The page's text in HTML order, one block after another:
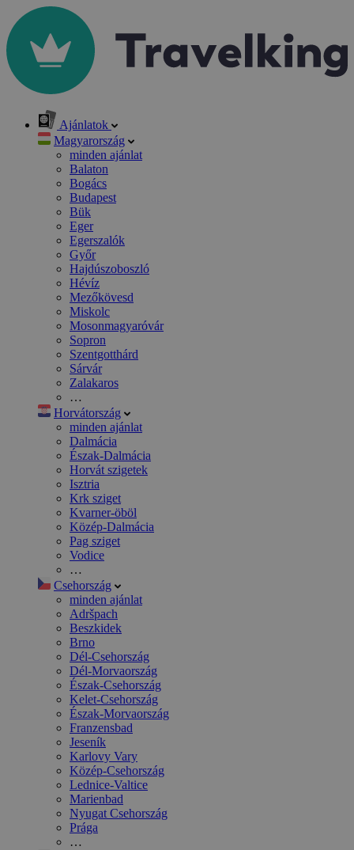
Ajánlatok
Magyarország
minden ajánlat
Balaton
Bogács
Budapest
Bük
Eger
Egerszalók
Győr
Hajdúszoboszló
Hévíz
Mezőkövesd
Miskolc
Mosonmagyaróvár
Sopron
Szentgotthárd
Sárvár
Zalakaros
…
Horvátország
minden ajánlat
Dalmácia
Észak-Dalmácia
Horvát szigetek
Isztria
Krk sziget
Kvarner-öböl
Közép-Dalmácia
Pag sziget
Vodice
…
Csehország
minden ajánlat
Adršpach
Beszkidek
Brno
Dél-Csehország
Dél-Morvaország
Észak-Csehország
Kelet-Csehország
Észak-Morvaország
Franzensbad
Jeseník
Karlovy Vary
Közép-Csehország
Lednice-Valtice
Marienbad
Nyugat Csehország
Prága
…